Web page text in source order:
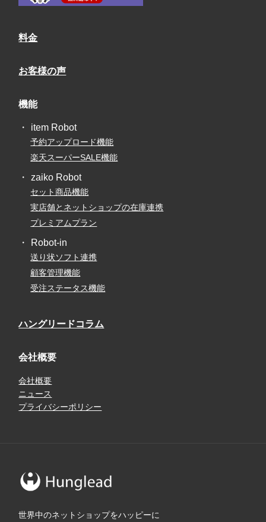
料金
お客様の声
機能
item Robot
予約アップロード機能
楽天スーパーSALE機能
zaiko Robot
セット商品機能
実店舗とネットショップの在庫連携
プレミアムプラン
Robot-in
送り状ソフト連携
顧客管理機能
受注ステータス機能
ハングリードコラム
会社概要
会社概要
ニュース
プライバシーポリシー
世界中のネットショップをハッピーに